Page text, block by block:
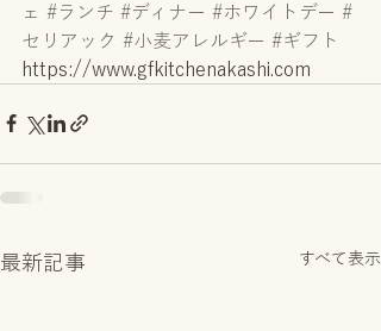
ェ #ランチ #ディナー #ホワイトデー #
セリアック #小麦アレルギー #ギフト
https://www.gfkitchenakashi.com
最新記事 すべて表示